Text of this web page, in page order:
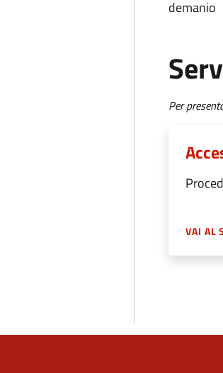
demanio
Per
VAI AL